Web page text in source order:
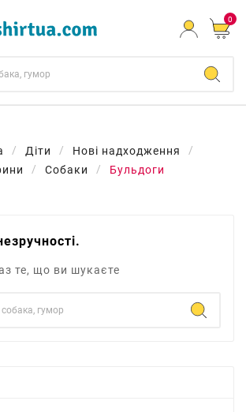
0
Діти
Нові надходження
Собаки Бульдоги
те, що ви шукаєте